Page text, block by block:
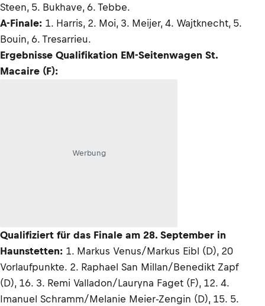
Steen, 5. Bukhave, 6. Tebbe.
A-Finale: 1. Harris, 2. Moi, 3. Meijer, 4. Wajtknecht, 5.
Bouin, 6. Tresarrieu.
Ergebnisse Qualifikation EM-Seitenwagen St.
Macaire (F):
Werbung
Qualifiziert für das Finale am 28. September in
Haunstetten: 1. Markus Venus/Markus Eibl (D), 20
Vorlaufpunkte. 2. Raphael San Millan/Benedikt Zapf
(D), 16. 3. Remi Valladon/Lauryna Faget (F), 12. 4.
Imanuel Schramm/Melanie Meier-Zengin (D), 15. 5.